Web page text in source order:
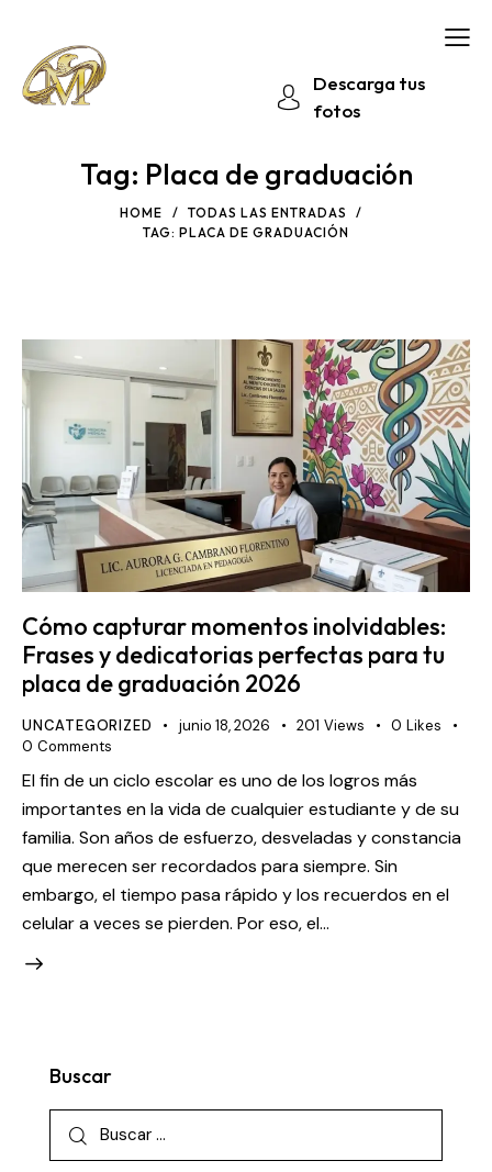
Descarga tus
fotos
Tag: Placa de graduación
HOME
TODAS LAS ENTRADAS
TAG: PLACA DE GRADUACIÓN
Cómo capturar momentos inolvidables:
Frases y dedicatorias perfectas para tu
placa de graduación 2026
UNCATEGORIZED junio 18, 2026 201 Views 0 Likes
0 Comments
El fin de un ciclo escolar es uno de los logros más
importantes en la vida de cualquier estudiante y de su
familia. Son años de esfuerzo, desveladas y constancia
que merecen ser recordados para siempre. Sin
embargo, el tiempo pasa rápido y los recuerdos en el
celular a veces se pierden. Por eso, el…
Buscar